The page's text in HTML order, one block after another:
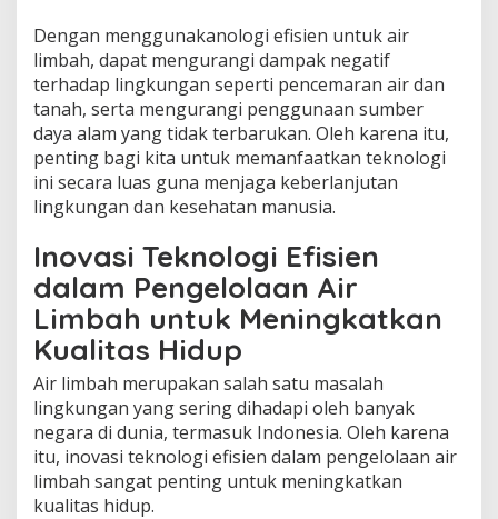
Dengan menggunakanologi efisien untuk air
limbah, dapat mengurangi dampak negatif
terhadap lingkungan seperti pencemaran air dan
tanah, serta mengurangi penggunaan sumber
daya alam yang tidak terbarukan. Oleh karena itu,
penting bagi kita untuk memanfaatkan teknologi
ini secara luas guna menjaga keberlanjutan
lingkungan dan kesehatan manusia.
Inovasi Teknologi Efisien
dalam Pengelolaan Air
Limbah untuk Meningkatkan
Kualitas Hidup
Air limbah merupakan salah satu masalah
lingkungan yang sering dihadapi oleh banyak
negara di dunia, termasuk Indonesia. Oleh karena
itu, inovasi teknologi efisien dalam pengelolaan air
limbah sangat penting untuk meningkatkan
kualitas hidup.